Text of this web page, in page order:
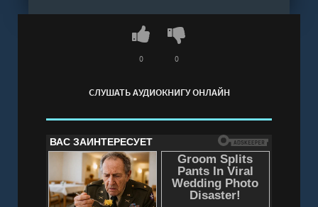
СЛУШАТЬ АУДИОКНИГУ ОНЛАЙН
0 0